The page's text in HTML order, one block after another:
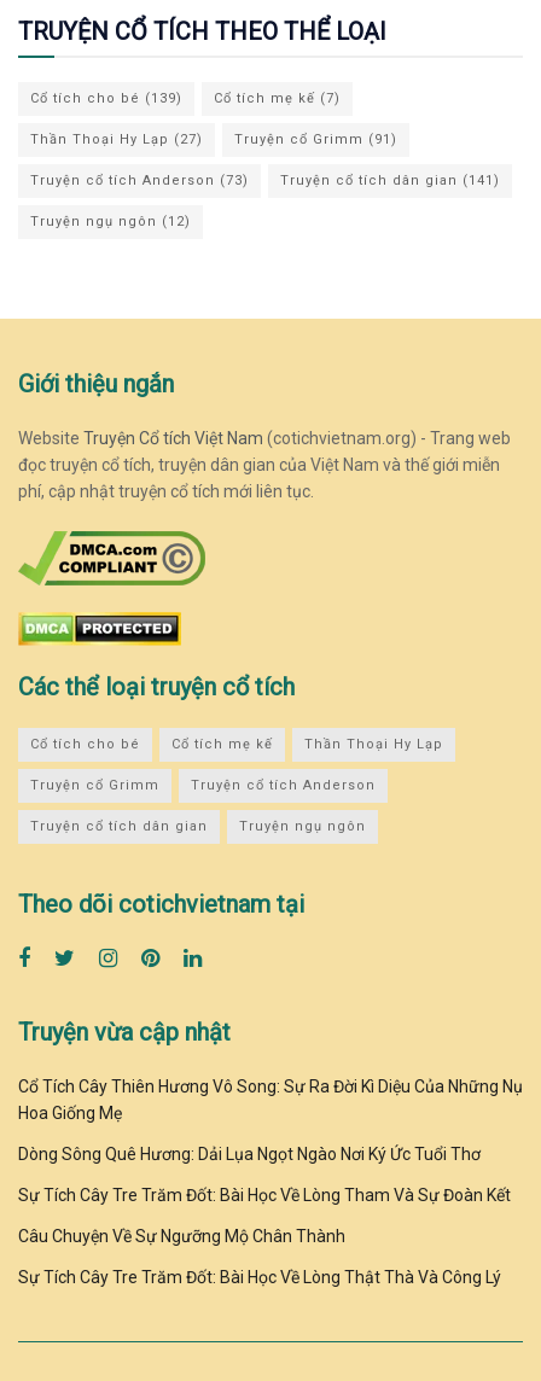
TRUYỆN CỔ TÍCH THEO THỂ LOẠI
Cổ tích cho bé (139) Cổ tích mẹ kế (7)
Thần Thoại Hy Lạp (27) Truyện cổ Grimm (91)
Truyện cổ tích Anderson (73) Truyện cổ tích dân gian (141)
Truyện ngụ ngôn (12)
Giới thiệu ngắn
Website Truyện Cổ tích Việt Nam (cotichvietnam.org) - Trang web
đọc truyện cổ tích, truyện dân gian của Việt Nam và thế giới miễn
phí, cập nhật truyện cổ tích mới liên tục.
Các thể loại truyện cổ tích
Cổ tích cho bé Cổ tích mẹ kế Thần Thoại Hy Lạp
Truyện cổ Grimm Truyện cổ tích Anderson
Truyện cổ tích dân gian Truyện ngụ ngôn
Theo dõi cotichvietnam tại
Truyện vừa cập nhật
Cổ Tích Cây Thiên Hương Vô Song: Sự Ra Đời Kì Diệu Của Những Nụ
Hoa Giống Mẹ
Dòng Sông Quê Hương: Dải Lụa Ngọt Ngào Nơi Ký Ức Tuổi Thơ
Sự Tích Cây Tre Trăm Đốt: Bài Học Về Lòng Tham Và Sự Đoàn Kết
Câu Chuyện Về Sự Ngưỡng Mộ Chân Thành
Sự Tích Cây Tre Trăm Đốt: Bài Học Về Lòng Thật Thà Và Công Lý